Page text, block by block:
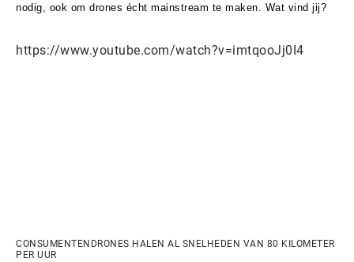
nodig, ook om drones écht mainstream te maken. Wat vind jij?
https://www.youtube.com/watch?v=imtqooJj0I4
CONSUMENTENDRONES HALEN AL SNELHEDEN VAN 80 KILOMETER
PER UUR